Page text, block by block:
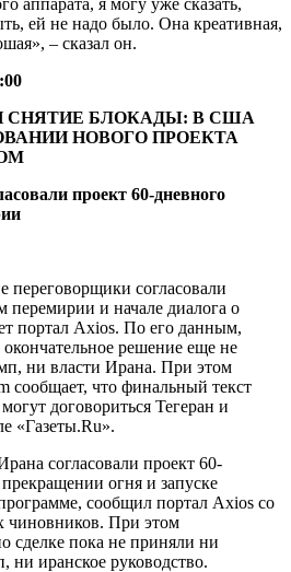
ей не надо было. Она креативная,
– сказал он.
СНЯТИЕ БЛОКАДЫ: В США
НОВОГО ПРОЕКТА
проект 60-дневного
переговорщики согласовали
и начале диалога о
портал Axios. По его данным,
решение еще не
ни власти Ирана. При этом
сообщает, что финальный текст
договориться Тегеран и
«Газеты.Ru».
согласовали проект 60-
огня и запуске
сообщил портал Axios со
чиновников. При этом
сделке пока не приняли ни
ни иранское руководство.